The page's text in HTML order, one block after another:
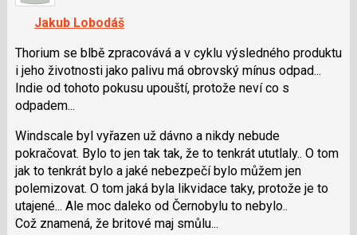
navigaci
lze
použít
i
klávesy
N
následující
a
P
pro
předchozí
nový
Jakub Lobodáš
Thorium se blbě zpracovává a v cyklu výsledného produktu
i jeho životnosti jako palivu má obrovský mínus odpad...
Indie od tohoto pokusu upouští, protože neví co s
odpadem...
Windscale byl vyřazen už dávno a nikdy nebude
pokračovat. Bylo to jen tak tak, že to tenkrát ututlaly.. O tom
jak to tenkrát bylo a jaké nebezpečí bylo můžem jen
polemizovat. O tom jaká byla likvidace taky, protože je to
utajené... Ale moc daleko od Černobylu to nebylo..
Což znamená, že britové maj smůlu...